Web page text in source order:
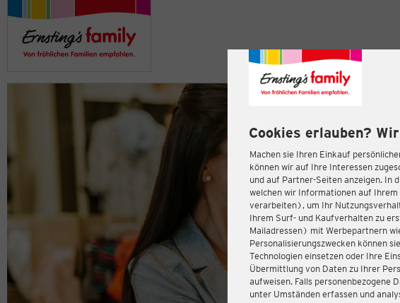
Cookies erlauben?
Machen sie Ihren Einkauf
können wir auf Ihre Interessen
und auf Partner-Seiten anzeigen. In
welchen wir Informationen auf
verarbeiten), um Ihr
Ihrem Surf- und Kaufverhalten zu
Mailadressen) mit Werbepartnern
Personalisierungszwecken können
Technologien einsetzen oder Ihre
Übermittlung von Daten zu Ihrer
aufweisen. Falls personenbezogene
unter Umständen erfassen und